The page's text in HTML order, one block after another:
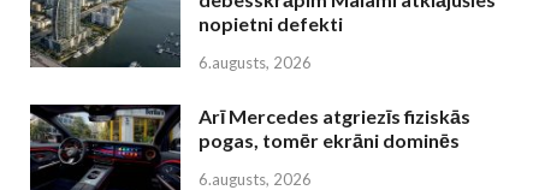
nopietni defekti
6.augusts, 2026
Arī Mercedes atgriezīs fiziskās
pogas, tomēr ekrāni dominēs
6.augusts, 2026